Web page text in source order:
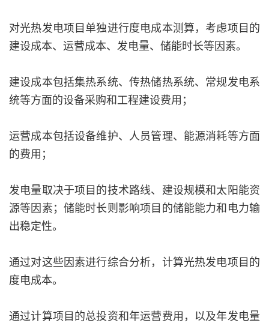
对光热发电项目单独进行度电成本测算，考虑项目的
建设成本、运营成本、发电量、储能时长等因素。
建设成本包括集热系统、传热储热系统、常规发电系
统等方面的设备采购和工程建设费用；
运营成本包括设备维护、人员管理、能源消耗等方面
的费用；
发电量取决于项目的技术路线、建设规模和太阳能资
源等因素；储能时长则影响项目的储能能力和电力输
出稳定性。
通过对这些因素进行综合分析，计算光热发电项目的
度电成本。
通过计算项目的总投资和年运营费用，以及年发电量